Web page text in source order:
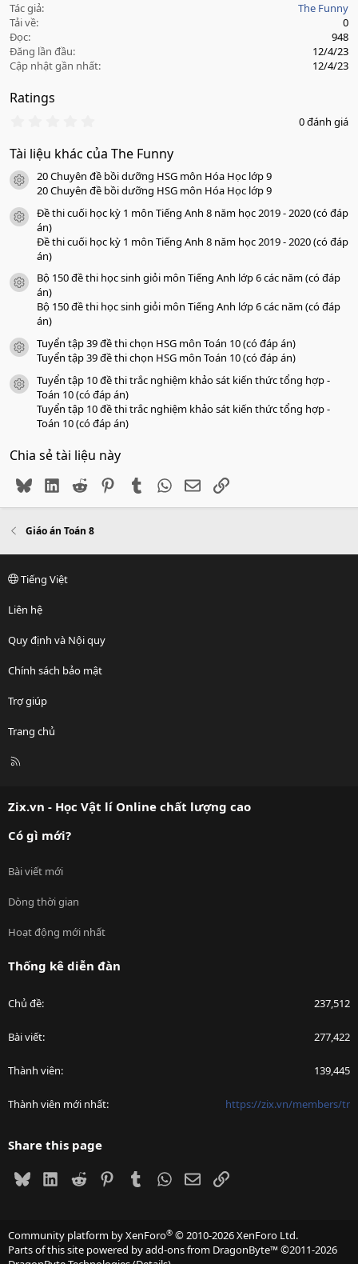
Tác giả
The Funny
Tải về
0
Đọc
948
Đăng lần đầu
12/4/23
Cập nhật gần nhất
12/4/23
Ratings
0
0
s
a
o
0 đánh giá
Tài liệu khác của The Funny
icon tài liệu
20 Chuyên đề bồi dưỡng HSG môn Hóa Học lớp 9
20 Chuyên đề bồi dưỡng HSG môn Hóa Học lớp 9
icon tài liệu
Đề thi cuối học kỳ 1 môn Tiếng Anh 8 năm học 2019 - 2020 (có đáp
án)
Đề thi cuối học kỳ 1 môn Tiếng Anh 8 năm học 2019 - 2020 (có đáp
án)
icon tài liệu
Bộ 150 đề thi học sinh giỏi môn Tiếng Anh lớp 6 các năm (có đáp
án)
Bộ 150 đề thi học sinh giỏi môn Tiếng Anh lớp 6 các năm (có đáp
án)
icon tài liệu
Tuyển tập 39 đề thi chọn HSG môn Toán 10 (có đáp án)
Tuyển tập 39 đề thi chọn HSG môn Toán 10 (có đáp án)
icon tài liệu
Tuyển tập 10 đề thi trắc nghiệm khảo sát kiến thức tổng hợp -
Toán 10 (có đáp án)
Tuyển tập 10 đề thi trắc nghiệm khảo sát kiến thức tổng hợp -
Toán 10 (có đáp án)
Chia sẻ tài liệu này
BlueskyLinkedIn
Reddit PinterestTumblr WhatsApp
EmailLink
Giáo án Toán 8
Tiếng Việt
Liên hệ
Quy định và Nội quy
Chính sách bảo mật
Trợ giúp
Trang chủ
R
Zix.vn - Học Vật lí Online chất lượng cao
Có gì mới?
Bài viết mới
Dòng thời gian
Hoạt động mới nhất
Thống kê diễn đàn
Chủ đề 237,512
Bài viết 277,422
Thành viên 139,445
Thành viên mới nhất https://zix.vn/members/tr
Share this page
BlueskyLinkedIn
Reddit PinterestTumblrWhatsApp
EmailLink
Community platform by XenForo® © 2010-2026 XenForo Ltd.
Parts of this site powered byadd-ons from DragonByte™©2011-2026